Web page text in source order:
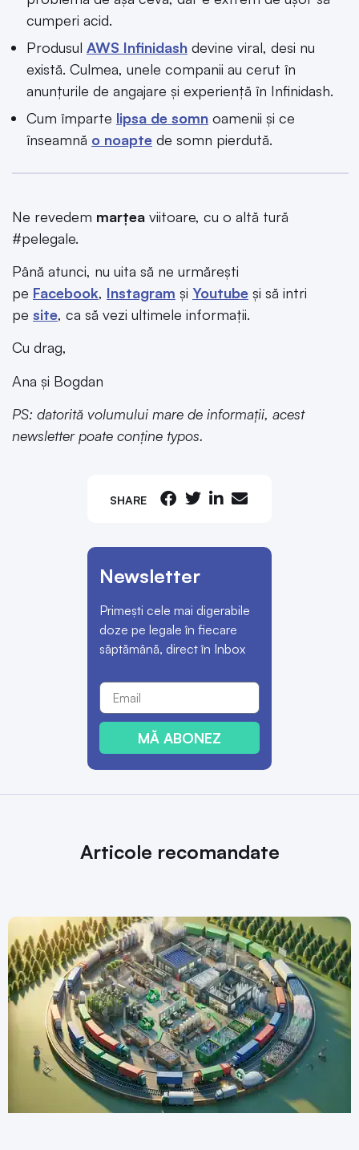
SHARE
Newsletter
Primești cele mai digerabile
doze pe legale în fiecare
săptămână, direct în Inbox
MĂ ABONEZ
cumperi acid.
Produsul AWS Infinidash devine viral, desi nu
există. Culmea, unele companii au cerut în
anunțurile de angajare și experiență în Infinidash.
Cum împarte lipsa de somn oamenii și ce
înseamnă o noapte de somn pierdută.
Ne revedem marțea viitoare, cu o altă tură
#pelegale.
Până atunci, nu uita să ne urmărești
pe Facebook, Instagram și Youtube și să intri
pe site, ca să vezi ultimele informații.
Cu drag,
Ana și Bogdan
PS: datorită volumului mare de informații, acest
newsletter poate conține typos.
Articole recomandate